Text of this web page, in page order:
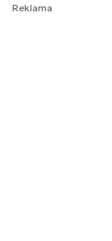
Reklama